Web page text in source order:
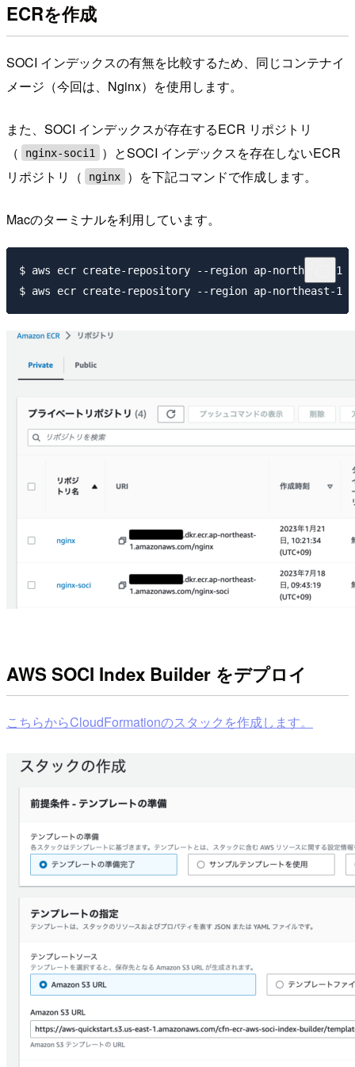
ECRを作成
SOCI インデックスの有無を比較するため、同じコンテナイ
メージ（今回は、Nginx）を使用します。
また、SOCI インデックスが存在するECR リポジトリ
（
nginx-soci1
）とSOCI インデックスを存在しないECR
リポジトリ（
nginx ）を下記コマンドで作成します。
Macのターミナルを利用しています。
$ aws ecr create-repository --region ap-northeast-1
AWS SOCI Index Builder をデプロイ
こちらからCloudFormationのスタックを作成します。